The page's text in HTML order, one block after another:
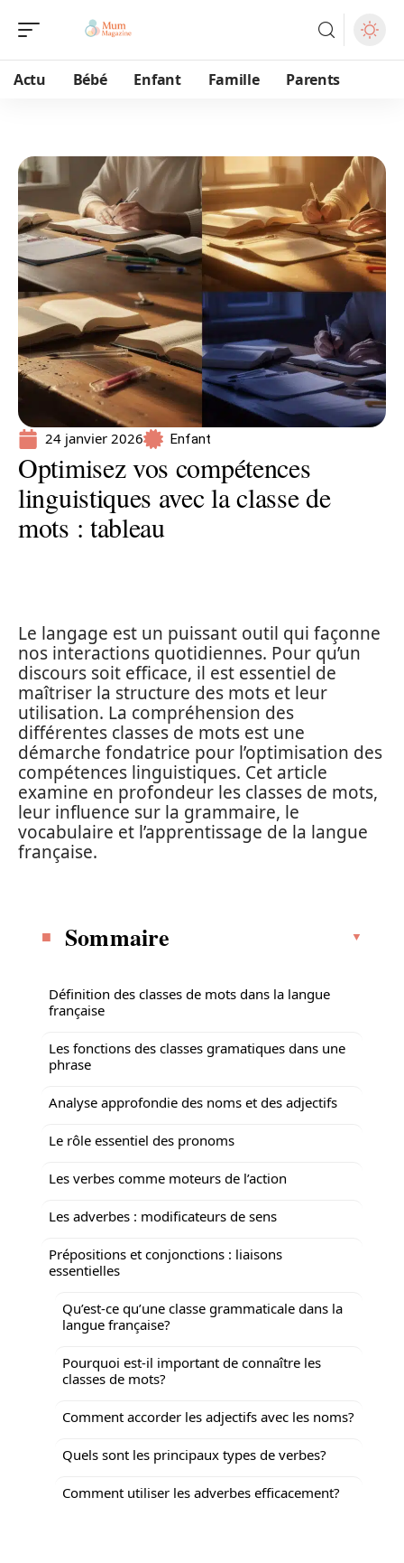
Actu Bébé Enfant Famille Parents
24 janvier 2026 Enfant
Optimisez vos compétences
linguistiques avec la classe de
mots : tableau
Le langage est un puissant outil qui façonne
nos interactions quotidiennes. Pour qu’un
discours soit efficace, il est essentiel de
maîtriser la structure des mots et leur
utilisation. La compréhension des
différentes classes de mots est une
démarche fondatrice pour l’optimisation des
compétences linguistiques. Cet article
examine en profondeur les classes de mots,
leur influence sur la grammaire, le
vocabulaire et l’apprentissage de la langue
française.
Sommaire
Définition des classes de mots dans la langue
française
Les fonctions des classes gramatiques dans une
phrase
Analyse approfondie des noms et des adjectifs
Le rôle essentiel des pronoms
Les verbes comme moteurs de l’action
Les adverbes : modificateurs de sens
Prépositions et conjonctions : liaisons
essentielles
Qu’est-ce qu’une classe grammaticale dans la
langue française?
Pourquoi est-il important de connaître les
classes de mots?
Comment accorder les adjectifs avec les noms?
Quels sont les principaux types de verbes?
Comment utiliser les adverbes efficacement?